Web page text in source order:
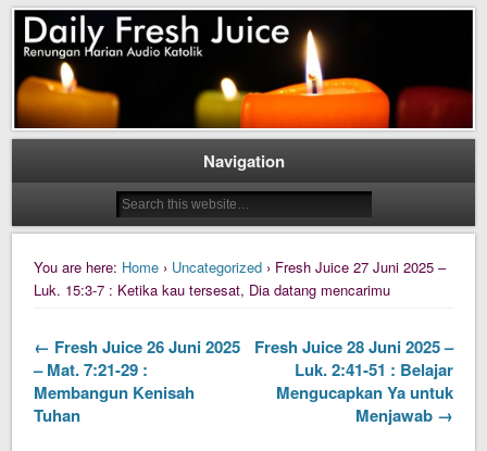
Daily Fresh Juice
Daily Fresh Juice Renungan Harian Katolik Menyejukkan dan Menyegarkan
Navigation
You are here: Home › Uncategorized › Fresh Juice 27 Juni 2025 –
Luk. 15:3-7 : Ketika kau tersesat, Dia datang mencarimu
← Fresh Juice 26 Juni 2025
– Mat. 7:21-29 :
Membangun Kenisah
Tuhan
Fresh Juice 28 Juni 2025 –
Luk. 2:41-51 : Belajar
Mengucapkan Ya untuk
Menjawab →